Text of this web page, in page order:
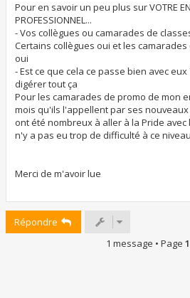
Pour en savoir un peu plus sur VOTRE
PROFESSIONNEL...
- Vos collègues ou camarades de
Certains collègues oui et les
oui
- Est ce que cela ce passe bien avec
digérer tout ça
Pour les camarades de promo de mon
mois qu'ils l'appellent par ses
ont été nombreux à aller à la Pride
n'y a pas eu trop de difficulté à ce
Merci de m'avoir lue
Répondre
1 message • Page 1